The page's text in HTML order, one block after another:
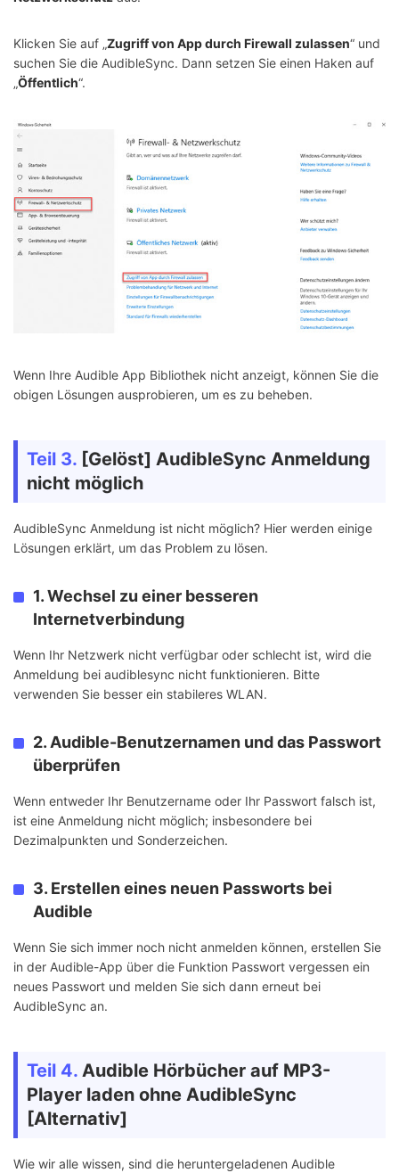
Klicken Sie auf „Zugriff von App durch Firewall zulassen“ und
suchen Sie die AudibleSync. Dann setzen Sie einen Haken auf
„Öffentlich“.
Wenn Ihre Audible App Bibliothek nicht anzeigt, können Sie die
obigen Lösungen ausprobieren, um es zu beheben.
Teil 3. [Gelöst] AudibleSync Anmeldung
nicht möglich
AudibleSync Anmeldung ist nicht möglich? Hier werden einige
Lösungen erklärt, um das Problem zu lösen.
1. Wechsel zu einer besseren
Internetverbindung
Wenn Ihr Netzwerk nicht verfügbar oder schlecht ist, wird die
Anmeldung bei audiblesync nicht funktionieren. Bitte
verwenden Sie besser ein stabileres WLAN.
2. Audible-Benutzernamen und das Passwort
überprüfen
Wenn entweder Ihr Benutzername oder Ihr Passwort falsch ist,
ist eine Anmeldung nicht möglich; insbesondere bei
Dezimalpunkten und Sonderzeichen.
3. Erstellen eines neuen Passworts bei
Audible
Wenn Sie sich immer noch nicht anmelden können, erstellen Sie
in der Audible-App über die Funktion Passwort vergessen ein
neues Passwort und melden Sie sich dann erneut bei
AudibleSync an.
Teil 4. Audible Hörbücher auf MP3-
Player laden ohne AudibleSync
[Alternativ]
Wie wir alle wissen, sind die heruntergeladenen Audible